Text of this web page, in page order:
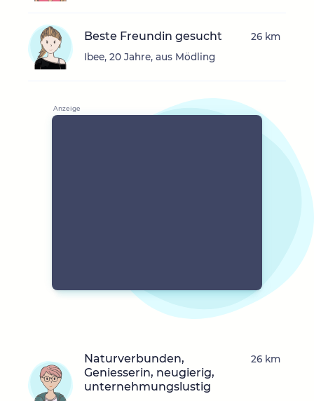
Beste Freundin gesucht
Ibee, 20 Jahre, aus Mödling
26 km
Naturverbunden,
Geniesserin, neugierig,
unternehmungslustig
26 km